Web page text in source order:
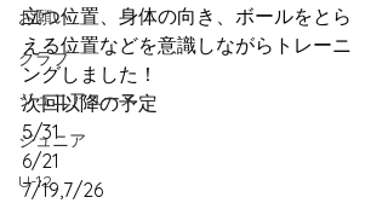
お願い
クラブ
ジュニアユース
ジュニア
U-12
立つ位置、身体の向き、ボールをとら
える位置などを意識しながらトレーニ
ングしました！
次回以降の予定
5/31
6/21
7/19,7/26